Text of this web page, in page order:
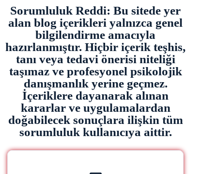
Sorumluluk Reddi: Bu sitede yer
alan blog içerikleri yalnızca genel
bilgilendirme amacıyla
hazırlanmıştır. Hiçbir içerik teşhis,
tanı veya tedavi önerisi niteliği
taşımaz ve profesyonel psikolojik
danışmanlık yerine geçmez.
İçeriklere dayanarak alınan
kararlar ve uygulamalardan
doğabilecek sonuçlara ilişkin tüm
sorumluluk kullanıcıya aittir.